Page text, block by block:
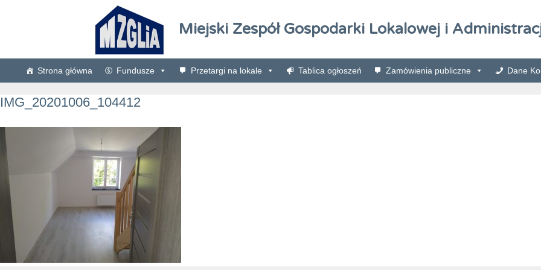
Miejski Zespół Gospodarki Lokalowej i
Strona główna Fundusze Przetargi na lokale Tablica ogłoszeń Zamówienia publiczne Dane
IMG_20201006_104412